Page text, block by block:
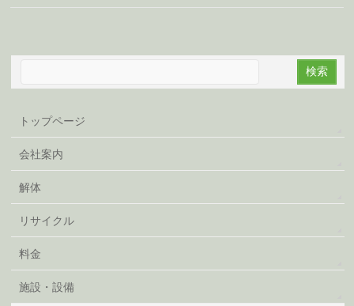
トップページ
会社案内
解体
リサイクル
料金
施設・設備